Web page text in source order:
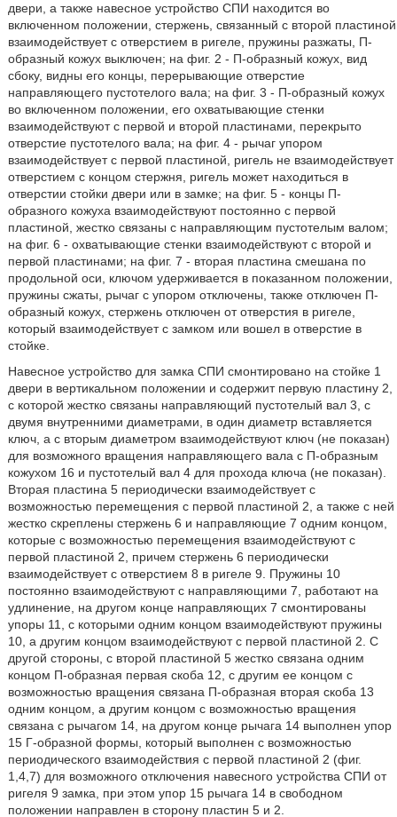
двери, а также навесное устройство СПИ находится во
включенном положении, стержень, связанный с второй пластиной
взаимодействует с отверстием в ригеле, пружины разжаты, П-
образный кожух выключен; на фиг. 2 - П-образный кожух, вид
сбоку, видны его концы, перерывающие отверстие
направляющего пустотелого вала; на фиг. 3 - П-образный кожух
во включенном положении, его охватывающие стенки
взаимодействуют с первой и второй пластинами, перекрыто
отверстие пустотелого вала; на фиг. 4 - рычаг упором
взаимодействует с первой пластиной, ригель не взаимодействует
отверстием с концом стержня, ригель может находиться в
отверстии стойки двери или в замке; на фиг. 5 - концы П-
образного кожуха взаимодействуют постоянно с первой
пластиной, жестко связаны с направляющим пустотелым валом;
на фиг. 6 - охватывающие стенки взаимодействуют с второй и
первой пластинами; на фиг. 7 - вторая пластина смешана по
продольной оси, ключом удерживается в показанном положении,
пружины сжаты, рычаг с упором отключены, также отключен П-
образный кожух, стержень отключен от отверстия в ригеле,
который взаимодействует с замком или вошел в отверстие в
стойке.
Навесное устройство для замка СПИ смонтировано на стойке 1
двери в вертикальном положении и содержит первую пластину 2,
с которой жестко связаны направляющий пустотелый вал 3, с
двумя внутренними диаметрами, в один диаметр вставляется
ключ, а с вторым диаметром взаимодействуют ключ (не показан)
для возможного вращения направляющего вала с П-образным
кожухом 16 и пустотелый вал 4 для прохода ключа (не показан).
Вторая пластина 5 периодически взаимодействует с
возможностью перемещения с первой пластиной 2, а также с ней
жестко скреплены стержень 6 и направляющие 7 одним концом,
которые с возможностью перемещения взаимодействуют с
первой пластиной 2, причем стержень 6 периодически
взаимодействует с отверстием 8 в ригеле 9. Пружины 10
постоянно взаимодействуют с направляющими 7, работают на
удлинение, на другом конце направляющих 7 смонтированы
упоры 11, с которыми одним концом взаимодействуют пружины
10, а другим концом взаимодействуют с первой пластиной 2. С
другой стороны, с второй пластиной 5 жестко связана одним
концом П-образная первая скоба 12, с другим ее концом с
возможностью вращения связана П-образная вторая скоба 13
одним концом, а другим концом с возможностью вращения
связана с рычагом 14, на другом конце рычага 14 выполнен упор
15 Г-образной формы, который выполнен с возможностью
периодического взаимодействия с первой пластиной 2 (фиг.
1,4,7) для возможного отключения навесного устройства СПИ от
ригеля 9 замка, при этом упор 15 рычага 14 в свободном
положении направлен в сторону пластин 5 и 2.